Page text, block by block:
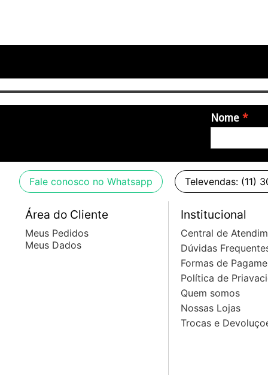
Nome
Fale conosco no Whatsapp Televendas: (11)
Área do Cliente
Meus Pedidos
Meus Dados
Institucional
Central de
Dúvidas
Formas de
Política de
Quem somos
Nossas Lojas
Trocas e